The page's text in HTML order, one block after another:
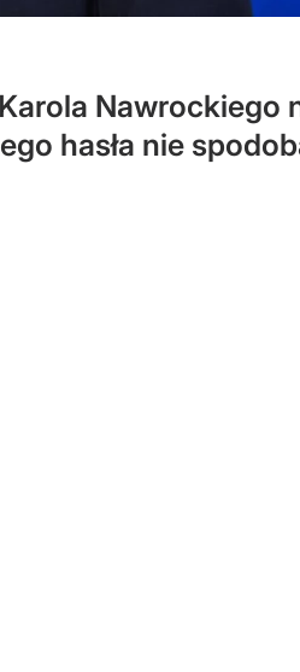
Nawrockiego
hasła nie